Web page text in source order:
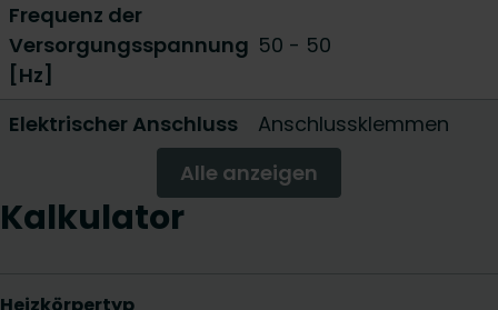
Frequenz der
Versorgungsspannung
[Hz]
50 - 50
Elektrischer Anschluss
Anschlussklemmen
Alle anzeigen
Kalkulator